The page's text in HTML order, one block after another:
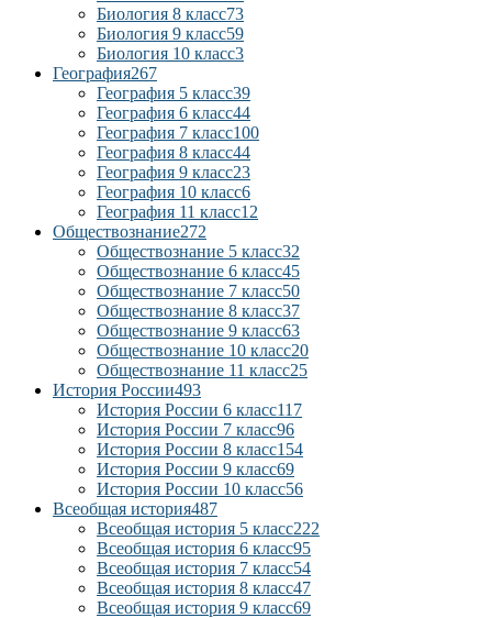
Биология 8 класс73
Биология 9 класс59
Биология 10 класс3
География267
География 5 класс39
География 6 класс44
География 7 класс100
География 8 класс44
География 9 класс23
География 10 класс6
География 11 класс12
Обществознание272
Обществознание 5 класс32
Обществознание 6 класс45
Обществознание 7 класс50
Обществознание 8 класс37
Обществознание 9 класс63
Обществознание 10 класс20
Обществознание 11 класс25
История России493
История России 6 класс117
История России 7 класс96
История России 8 класс154
История России 9 класс69
История России 10 класс56
Всеобщая история487
Всеобщая история 5 класс222
Всеобщая история 6 класс95
Всеобщая история 7 класс54
Всеобщая история 8 класс47
Всеобщая история 9 класс69